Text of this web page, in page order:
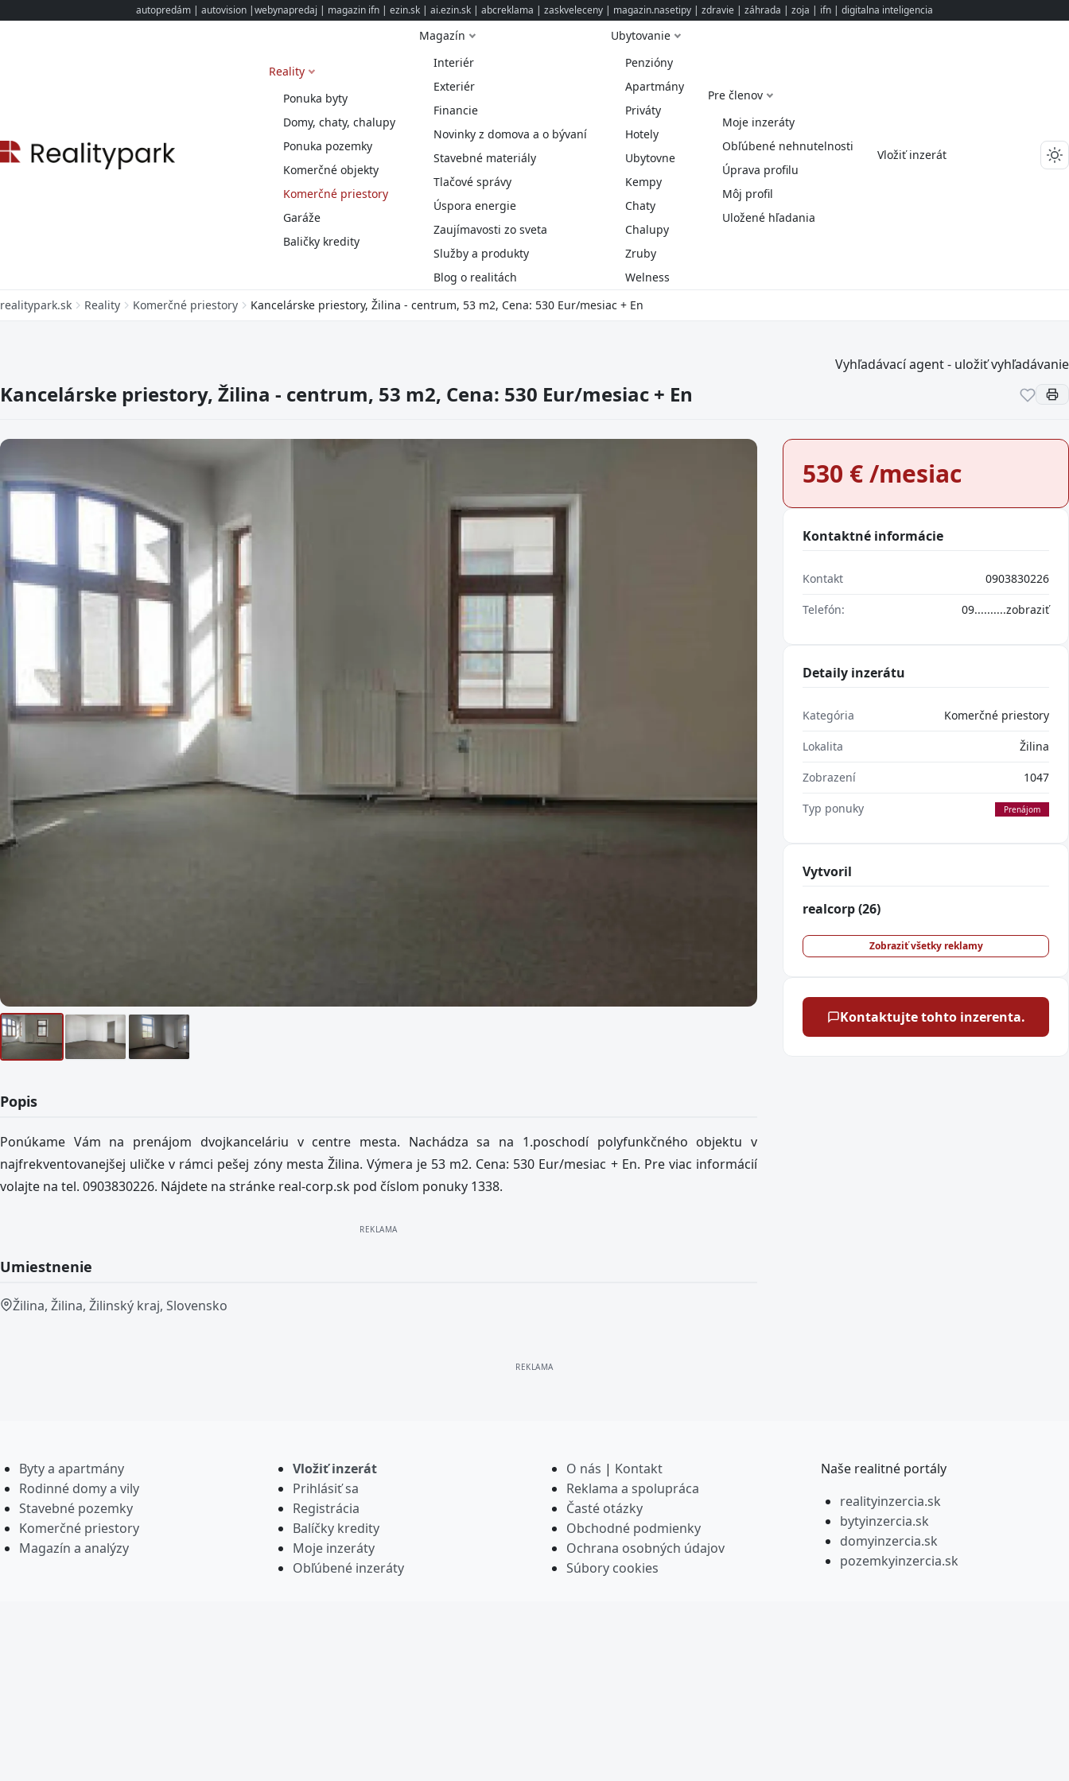
autopredám | autovision |webynapredaj | magazin ifn | ezin.sk | ai.ezin.sk | abcreklama | zaskveleceny | magazin.nasetipy | zdravie | záhrada | zoja | ifn | digitalna inteligencia
Reality
Ponuka byty
Domy, chaty, chalupy
Ponuka pozemky
Komerčné objekty
Komerčné priestory
Garáže
Baličky kredity
Magazín
Interiér
Exteriér
Financie
Novinky z domova a o bývaní
Stavebné materiály
Tlačové správy
Úspora energie
Zaujímavosti zo sveta
Služby a produkty
Blog o realitách
Ubytovanie
Penzióny
Apartmány
Priváty
Hotely
Ubytovne
Kempy
Chaty
Chalupy
Zruby
Welness
Pre členov
Moje inzeráty
Obľúbené nehnutelnosti
Úprava profilu
Môj profil
Uložené hľadania
Vložiť inzerát
realitypark.sk Reality Komerčné priestory Kancelárske priestory, Žilina - centrum, 53 m2, Cena: 530 Eur/mesiac + En
Vyhľadávací agent - uložiť vyhľadávanie
Kancelárske priestory, Žilina - centrum, 53 m2, Cena: 530 Eur/mesiac + En
Popis
Ponúkame Vám na prenájom dvojkanceláriu v centre mesta. Nachádza sa na 1.poschodí polyfunkčného objektu v
najfrekventovanejšej uličke v rámci pešej zóny mesta Žilina. Výmera je 53 m2. Cena: 530 Eur/mesiac + En. Pre viac informácií
volajte na tel. 0903830226. Nájdete na stránke real-corp.sk pod číslom ponuky 1338.
Umiestnenie
Žilina, Žilina, Žilinský kraj, Slovensko
530 € /mesiac
Kontaktné informácie
Kontakt 0903830226
Telefón: 09..........zobraziť
Detaily inzerátu
Kategória Komerčné priestory
Lokalita Žilina
Zobrazení 1047
Typ ponuky Prenájom
Vytvoril
realcorp(26)
Zobraziť všetky reklamy
Kontaktujte tohto inzerenta.
Byty a apartmány
Rodinné domy a vily
Stavebné pozemky
Komerčné priestory
Magazín a analýzy
Vložiť inzerát
Prihlásiť sa
Registrácia
Balíčky kredity
Moje inzeráty
Obľúbené inzeráty
O nás | Kontakt
Reklama a spolupráca
Časté otázky
Obchodné podmienky
Ochrana osobných údajov
Súbory cookies
Naše realitné portály
realityinzercia.sk
bytyinzercia.sk
domyinzercia.sk
pozemkyinzercia.sk